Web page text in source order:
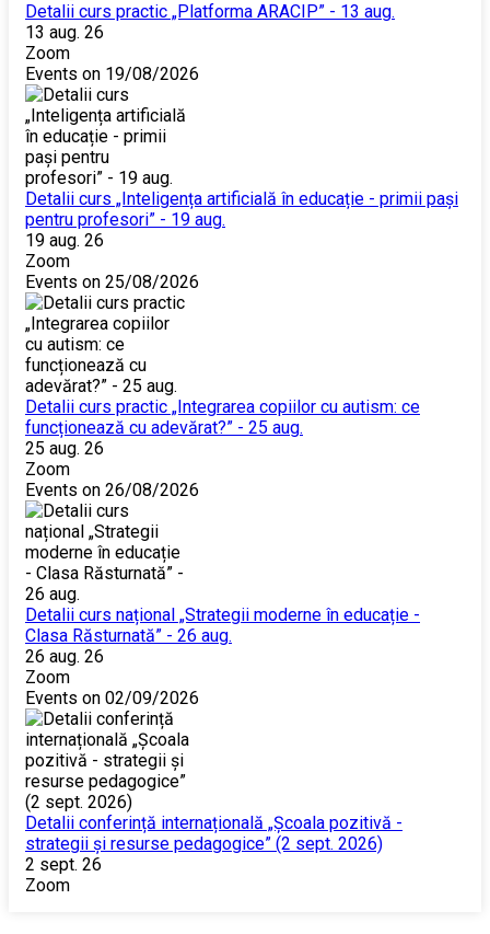
Detalii curs practic „Platforma ARACIP” - 13 aug.
13 aug. 26
Zoom
Events on 19/08/2026
Detalii curs „Inteligența artificială în educație - primii pași
pentru profesori” - 19 aug.
19 aug. 26
Zoom
Events on 25/08/2026
Detalii curs practic „Integrarea copiilor cu autism: ce
funcționează cu adevărat?” - 25 aug.
25 aug. 26
Zoom
Events on 26/08/2026
Detalii curs național „Strategii moderne în educație -
Clasa Răsturnată” - 26 aug.
26 aug. 26
Zoom
Events on 02/09/2026
Detalii conferință internațională „Școala pozitivă -
strategii și resurse pedagogice” (2 sept. 2026)
2 sept. 26
Zoom